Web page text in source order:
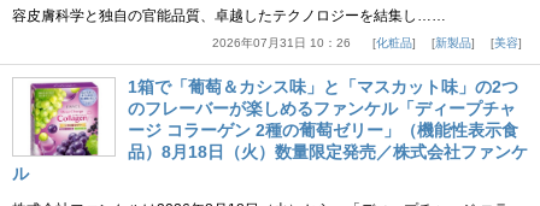
容皮膚科学と独自の官能品質、卓越したテクノロジーを結集し……
2026年07月31日 10：26 化粧品 新製品 美容
1箱で「葡萄＆カシス味」と「マスカット味」の2つ
のフレーバーが楽しめるファンケル「ディープチャ
ージ コラーゲン 2種の葡萄ゼリー」（機能性表示食
品）8月18日（火）数量限定発売／株式会社ファンケ
ル